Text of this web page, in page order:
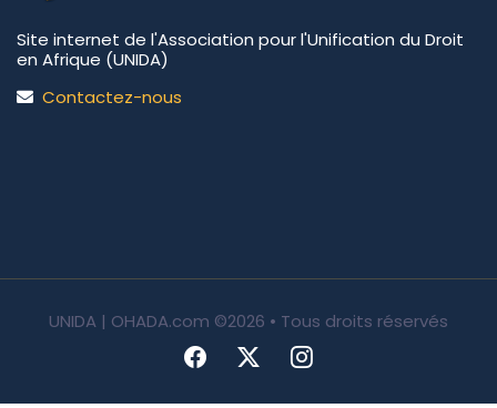
Site internet de l'Association pour l'Unification du Droit
en Afrique (UNIDA)
Contactez-nous
UNIDA | OHADA.com ©2026 • Tous droits réservés